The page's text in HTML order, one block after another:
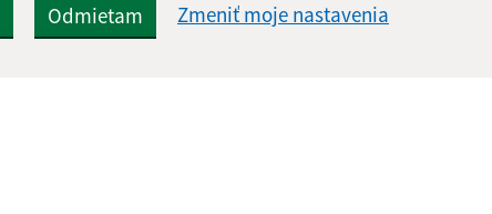
Odmietam Zmeniť moje nastavenia